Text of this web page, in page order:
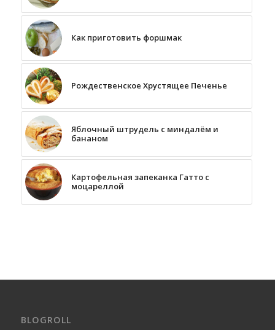
Как приготовить форшмак
Рождественское Хрустящее Печенье
Яблочный штрудель с миндалём и
бананом
Картофельная запеканка Гатто с
моцареллой
BLOGROLL